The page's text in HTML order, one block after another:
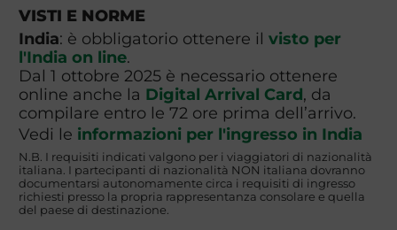
VISTI E NORME
India: è obbligatorio ottenere il visto per
l'India on line.
Dal 1 ottobre 2025 è necessario ottenere
online anche la Digital Arrival Card, da
compilare entro le 72 ore prima dell’arrivo.
Vedi le informazioni per l'ingresso in India
N.B. I requisiti indicati valgono per i viaggiatori di nazionalità
italiana. I partecipanti di nazionalità NON italiana dovranno
documentarsi autonomamente circa i requisiti di ingresso
richiesti presso la propria rappresentanza consolare e quella
del paese di destinazione.